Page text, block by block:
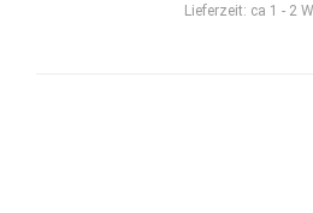
Lieferzeit: ca 1 - 2